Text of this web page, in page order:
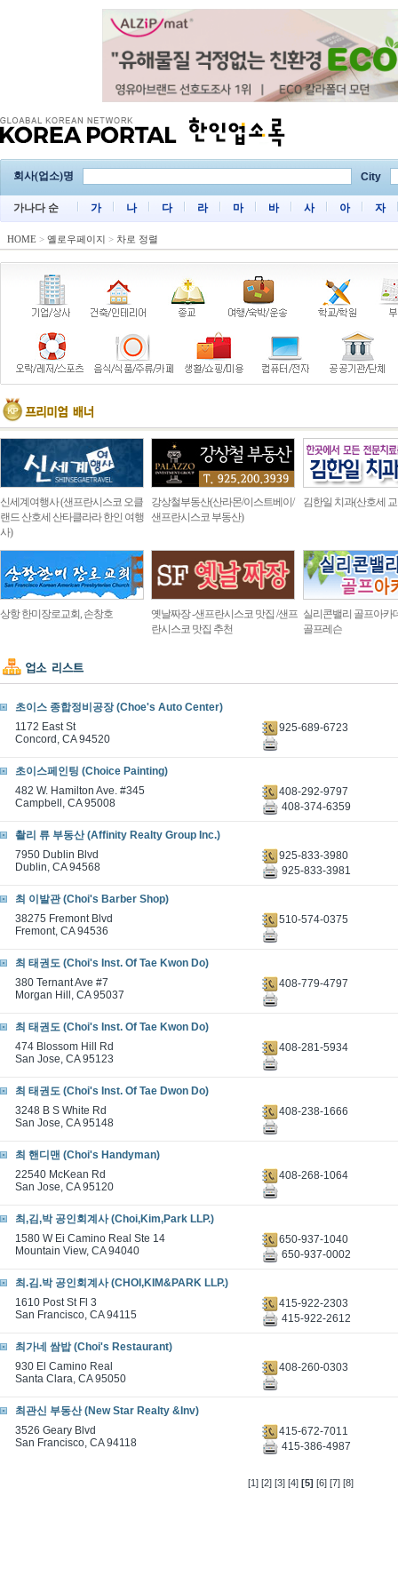
회사(업소)명 City
가나다 순 가 나 다 라 마 바 사 아 자
HOME > 옐로우페이지 > 차로 정렬
신세계여행사 (샌프란시스코 오클
랜드 산호세 산타클라라 한인 여행
사)
강상철부동산(산라몬/이스트베이/
샌프란시스코 부동산)
김한일 치과(산호세
상항 한미장로교회, 손창호
옛날짜장 -샌프란시스코 맛집 /샌프
란시스코 맛집 추천
실리콘밸리 골프아카
골프레슨
초이스 종합정비공장 (Choe's Auto Center)
1172 East St
Concord, CA 94520
925-689-6723
초이스페인팅 (Choice Painting)
482 W. Hamilton Ave. #345
Campbell, CA 95008
408-292-9797
408-374-6359
촬리 류 부동산 (Affinity Realty Group Inc.)
7950 Dublin Blvd
Dublin, CA 94568
925-833-3980
925-833-3981
최 이발관 (Choi's Barber Shop)
38275 Fremont Blvd
Fremont, CA 94536
510-574-0375
최 태권도 (Choi's Inst. Of Tae Kwon Do)
380 Ternant Ave #7
Morgan Hill, CA 95037
408-779-4797
최 태권도 (Choi's Inst. Of Tae Kwon Do)
474 Blossom Hill Rd
San Jose, CA 95123
408-281-5934
최 태권도 (Choi's Inst. Of Tae Dwon Do)
3248 B S White Rd
San Jose, CA 95148
408-238-1666
최 핸디맨 (Choi's Handyman)
22540 McKean Rd
San Jose, CA 95120
408-268-1064
최,김,박 공인회계사 (Choi,Kim,Park LLP.)
1580 W Ei Camino Real Ste 14
Mountain View, CA 94040
650-937-1040
650-937-0002
최.김.박 공인회계사 (CHOI,KIM&PARK LLP.)
1610 Post St Fl 3
San Francisco, CA 94115
415-922-2303
415-922-2612
최가네 쌈밥 (Choi's Restaurant)
930 El Camino Real
Santa Clara, CA 95050
408-260-0303
최관신 부동산 (New Star Realty &Inv)
3526 Geary Blvd
San Francisco, CA 94118
415-672-7011
415-386-4987
[1] [2] [3] [4] [5] [6] [7] [8]